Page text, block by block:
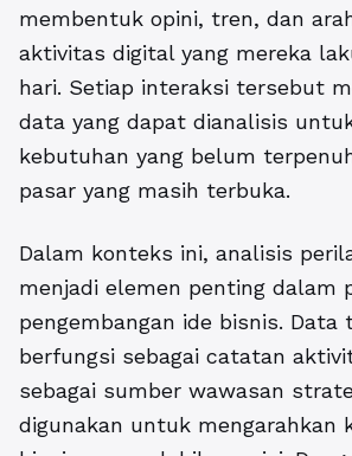
membentuk opini, tren, dan
aktivitas digital yang mereka
hari. Setiap interaksi tersebut
data yang dapat dianalisis
kebutuhan yang belum
pasar yang masih terbuka.
Dalam konteks ini, analisis
menjadi elemen penting dalam
pengembangan ide bisnis. Data
berfungsi sebagai catatan
sebagai sumber wawasan
digunakan untuk mengarahkan